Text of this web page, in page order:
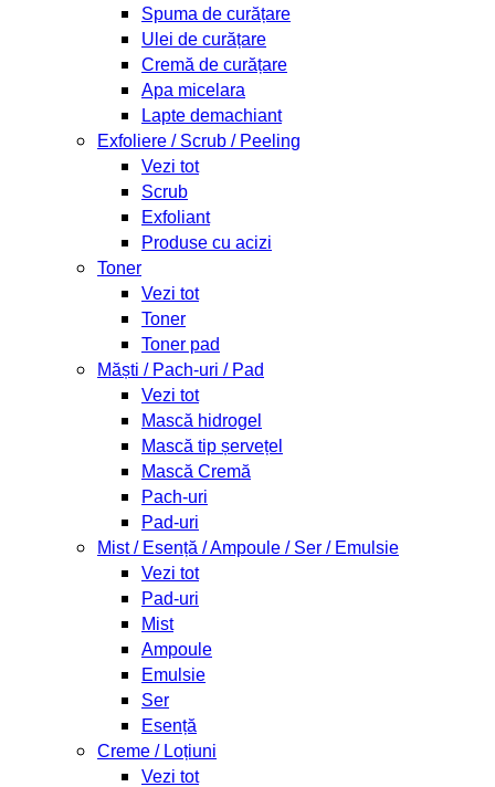
Spuma de curățare
Ulei de curățare
Cremă de curățare
Apa micelara
Lapte demachiant
Exfoliere / Scrub / Peeling
Vezi tot
Scrub
Exfoliant
Produse cu acizi
Toner
Vezi tot
Toner
Toner pad
Măști / Pach-uri / Pad
Vezi tot
Mască hidrogel
Mască tip șervețel
Mască Cremă
Pach-uri
Pad-uri
Mist / Esență / Ampoule / Ser / Emulsie
Vezi tot
Pad-uri
Mist
Ampoule
Emulsie
Ser
Esență
Creme / Loțiuni
Vezi tot